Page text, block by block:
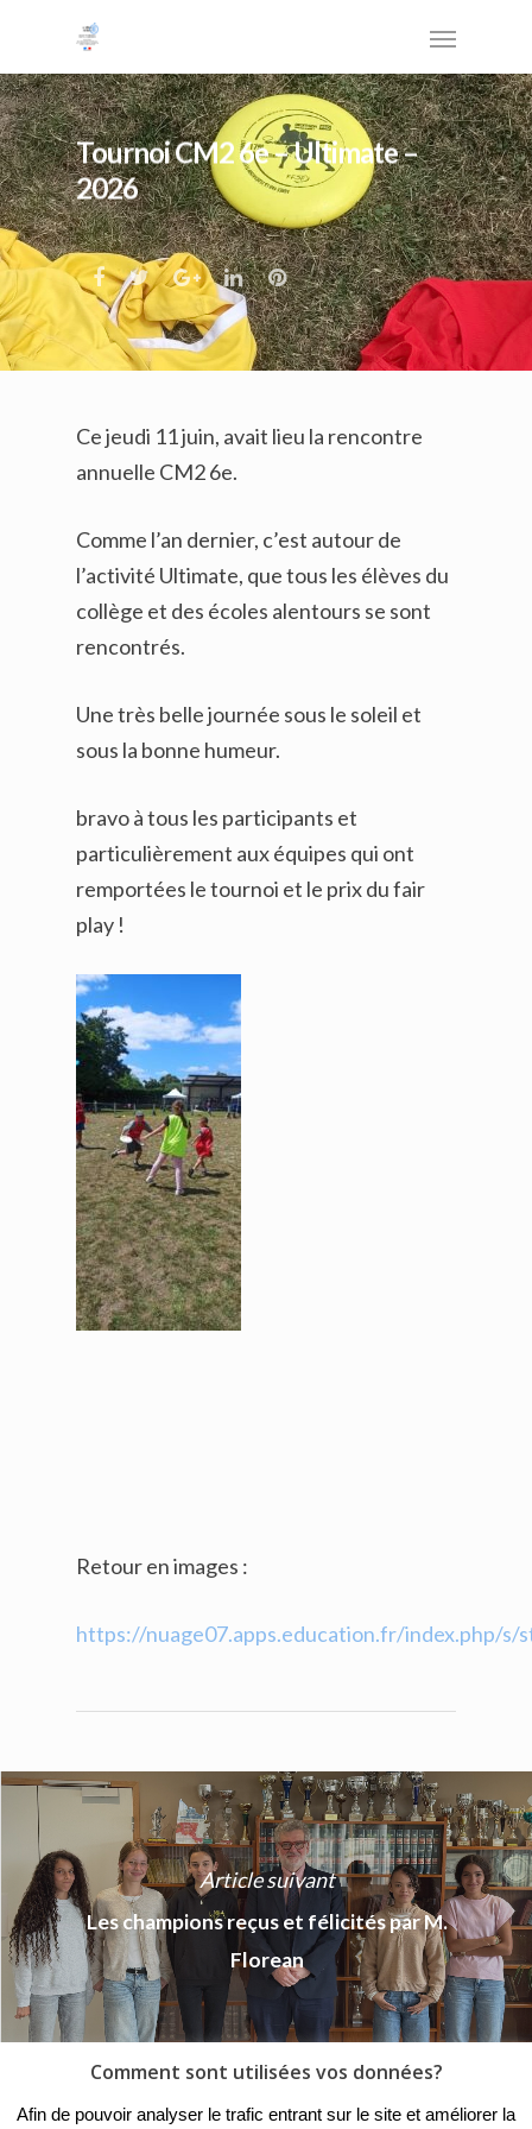
Tournoi CM2 6e – Ultimate –
2026
Ce jeudi 11 juin, avait lieu la rencontre
annuelle CM2 6e.
Comme l’an dernier, c’est autour de
l’activité Ultimate, que tous les élèves du
collège et des écoles alentours se sont
rencontrés.
Une très belle journée sous le soleil et
sous la bonne humeur.
bravo à tous les participants et
particulièrement aux équipes qui ont
remportées le tournoi et le prix du fair
play !
Retour en images :
https://nuage07.apps.education.fr/index.php/s/
Article suivant
Les champions reçus et félicités par M.
Florean
© 2018 - Collège Henri de
Comment sont utilisées vos données?
Afin de pouvoir analyser le trafic entrant sur le site et améliorer la